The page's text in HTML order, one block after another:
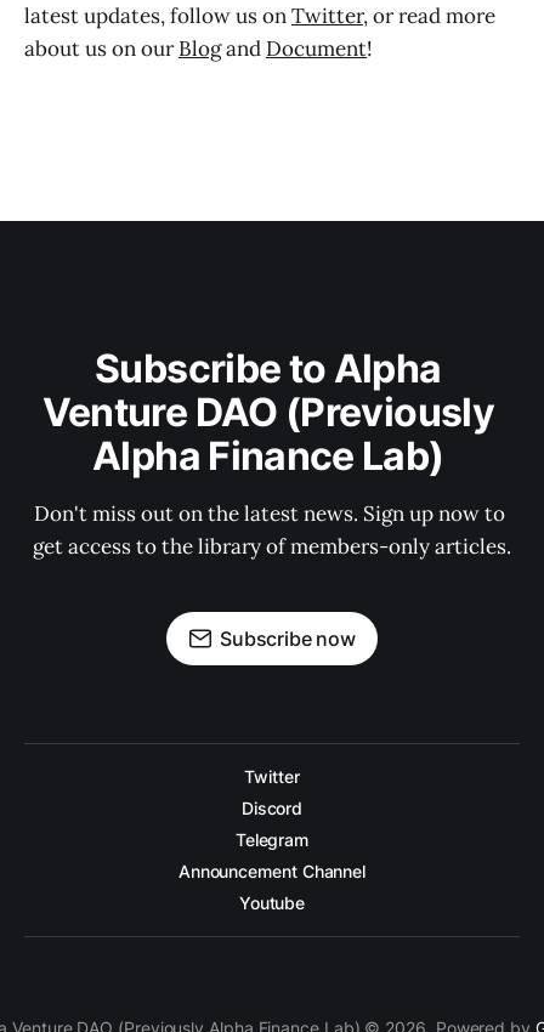
latest updates, follow us onTwitter, or read more
about us on ourBlogand Document!
Subscribe to Alpha
Venture DAO (Previously
Alpha Finance Lab)
Don't miss out on the latest news. Sign up now to
get access to the library of members-only articles.
Subscribe now
Twitter
Discord
Telegram
Announcement Channel
Youtube
Venture DAO (Previously Alpha Finance Lab) © 2026. Powered by